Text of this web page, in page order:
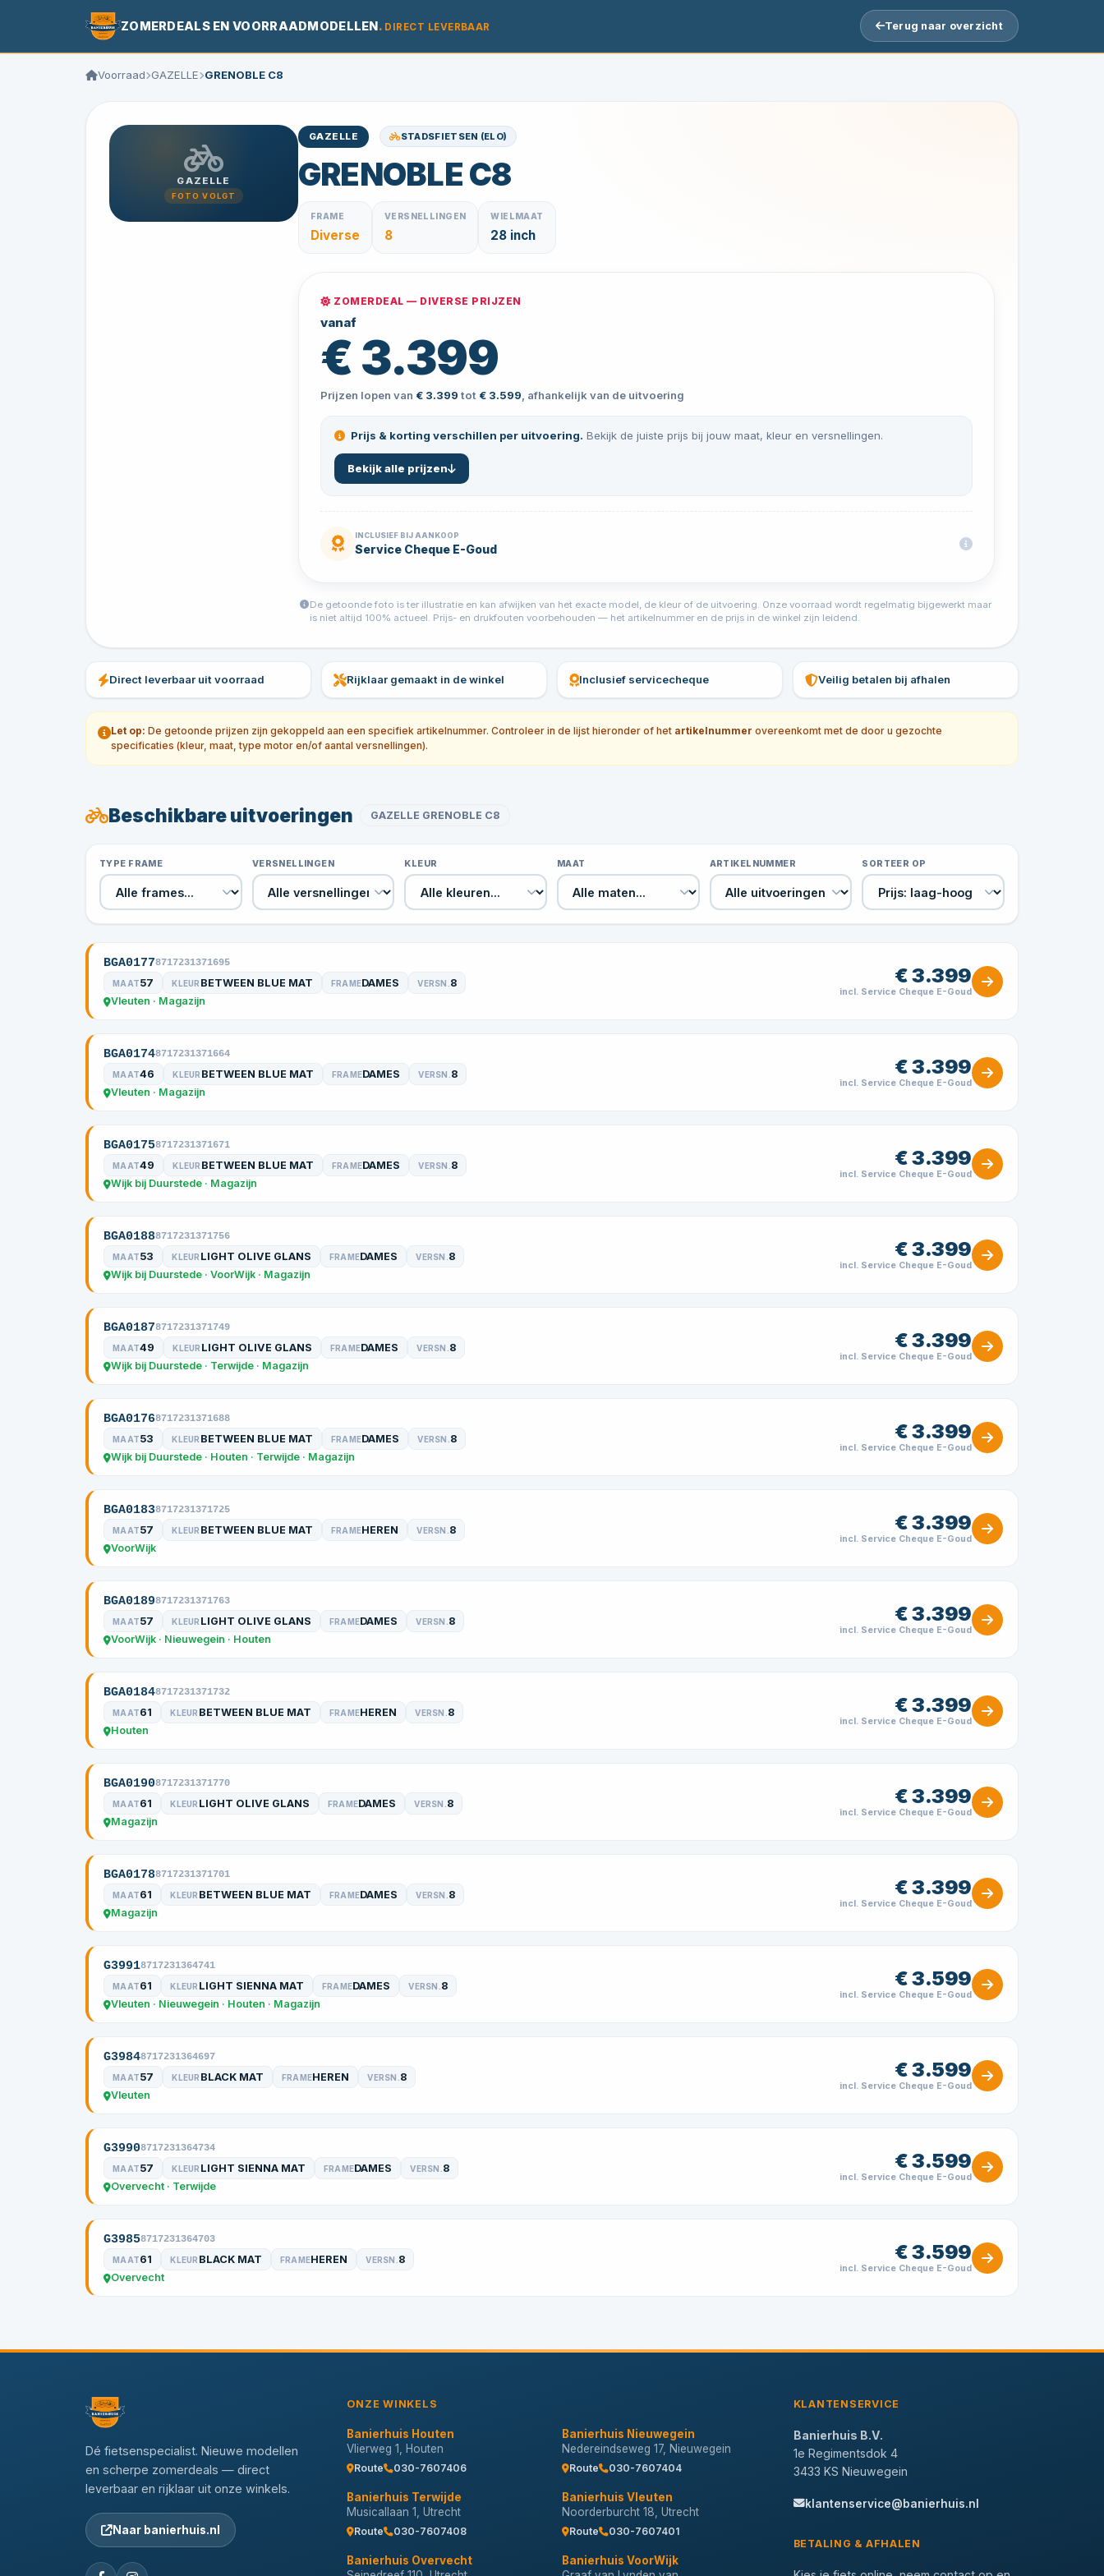
ZOMERDEALS EN VOORRAADMODELLEN. DIRECT LEVERBAAR Terug naar overzicht
Voorraad GAZELLE GRENOBLE C8
GAZELLE
FOTO VOLGT
GAZELLE STADSFIETSEN (ELO)
GRENOBLE C8
FRAME
Diverse
VERSNELLINGEN
8
WIELMAAT
28 inch
ZOMERDEAL — DIVERSE PRIJZEN
vanaf
€ 3.399
Prijzen lopen van € 3.399 tot € 3.599 , afhankelijk van de uitvoering
Prijs & korting verschillen per uitvoering. Bekijk de juiste prijs bij jouw maat, kleur en versnellingen.
Bekijk alle prijzen
INCLUSIEF BIJ AANKOOP
Service Cheque E-Goud
De getoonde foto is ter illustratie en kan afwijken van het exacte model, de kleur of de uitvoering. Onze voorraad wordt regelmatig bijgewerkt maar
is niet altijd 100% actueel. Prijs- en drukfouten voorbehouden — het artikelnummer en de prijs in de winkel zijn leidend.
Direct leverbaar uit voorraad Rijklaar gemaakt in de winkel Inclusief servicecheque Veilig betalen bij afhalen
Let op: De getoonde prijzen zijn gekoppeld aan een specifiek artikelnummer. Controleer in de lijst hieronder of het artikelnummer overeenkomt met de door u gezochte
specificaties (kleur, maat, type motor en/of aantal versnellingen).
Beschikbare uitvoeringen GAZELLE GRENOBLE C8
TYPE FRAME VERSNELLINGEN KLEUR MAAT ARTIKELNUMMER SORTEER OP
BGA01778717231371695
MAAT57 KLEUR BETWEEN BLUE MAT FRAMEDAMES VERSN. 8
Vleuten · Magazijn
€ 3.399
incl. Service Cheque E-Goud
BGA01748717231371664
MAAT46 KLEUR BETWEEN BLUE MAT FRAMEDAMES VERSN. 8
Vleuten · Magazijn
€ 3.399
incl. Service Cheque E-Goud
BGA01758717231371671
MAAT49 KLEUR BETWEEN BLUE MAT FRAMEDAMES VERSN. 8
Wijk bij Duurstede · Magazijn
€ 3.399
incl. Service Cheque E-Goud
BGA01888717231371756
MAAT53 KLEUR LIGHT OLIVE GLANS FRAMEDAMES VERSN. 8
Wijk bij Duurstede · VoorWijk · Magazijn
€ 3.399
incl. Service Cheque E-Goud
BGA01878717231371749
MAAT49 KLEUR LIGHT OLIVE GLANS FRAMEDAMES VERSN. 8
Wijk bij Duurstede · Terwijde · Magazijn
€ 3.399
incl. Service Cheque E-Goud
BGA01768717231371688
MAAT53 KLEUR BETWEEN BLUE MAT FRAMEDAMES VERSN. 8
Wijk bij Duurstede · Houten · Terwijde · Magazijn
€ 3.399
incl. Service Cheque E-Goud
BGA01838717231371725
MAAT57 KLEUR BETWEEN BLUE MAT FRAMEHEREN VERSN. 8
VoorWijk
€ 3.399
incl. Service Cheque E-Goud
BGA01898717231371763
MAAT57 KLEUR LIGHT OLIVE GLANS FRAMEDAMES VERSN. 8
VoorWijk · Nieuwegein · Houten
€ 3.399
incl. Service Cheque E-Goud
BGA01848717231371732
MAAT61 KLEUR BETWEEN BLUE MAT FRAMEHEREN VERSN. 8
Houten
€ 3.399
incl. Service Cheque E-Goud
BGA01908717231371770
MAAT61 KLEUR LIGHT OLIVE GLANS FRAMEDAMES VERSN. 8
Magazijn
€ 3.399
incl. Service Cheque E-Goud
BGA01788717231371701
MAAT61 KLEUR BETWEEN BLUE MAT FRAMEDAMES VERSN. 8
Magazijn
€ 3.399
incl. Service Cheque E-Goud
G39918717231364741
MAAT61 KLEUR LIGHT SIENNA MAT FRAMEDAMES VERSN. 8
Vleuten · Nieuwegein · Houten · Magazijn
€ 3.599
incl. Service Cheque E-Goud
G39848717231364697
MAAT57 KLEUR BLACK MAT FRAMEHEREN VERSN. 8
Vleuten
€ 3.599
incl. Service Cheque E-Goud
G39908717231364734
MAAT57 KLEUR LIGHT SIENNA MAT FRAMEDAMES VERSN. 8
Overvecht · Terwijde
€ 3.599
incl. Service Cheque E-Goud
G39858717231364703
MAAT61 KLEUR BLACK MAT FRAMEHEREN VERSN. 8
Overvecht
€ 3.599
incl. Service Cheque E-Goud
Dé fietsenspecialist. Nieuwe modellen
en scherpe zomerdeals — direct
leverbaar en rijklaar uit onze winkels.
Naar banierhuis.nl
ONZE WINKELS
Banierhuis Houten
Vlierweg 1, Houten
Route 030-7607406
Banierhuis Nieuwegein
Nedereindseweg 17, Nieuwegein
Route 030-7607404
Banierhuis Terwijde
Musicallaan 1, Utrecht
Route 030-7607408
Banierhuis Vleuten
Noorderburcht 18, Utrecht
Route 030-7607401
Banierhuis Overvecht
Banierhuis VoorWijk
KLANTENSERVICE
Banierhuis B.V.
1e Regimentsdok 4
3433 KS Nieuwegein
klantenservice@banierhuis.nl
BETALING & AFHALEN